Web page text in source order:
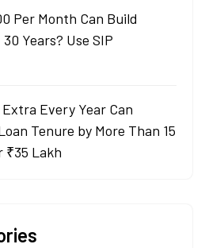
Per Month Can Build
Years? Use SIP
Every Year Can
Tenure by More Than 15
₹35 Lakh